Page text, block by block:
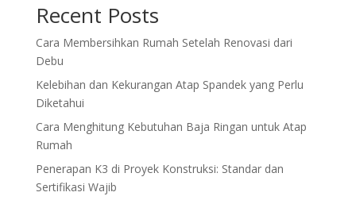
Recent Posts
Cara Membersihkan Rumah Setelah Renovasi dari
Debu
Kelebihan dan Kekurangan Atap Spandek yang Perlu
Diketahui
Cara Menghitung Kebutuhan Baja Ringan untuk Atap
Rumah
Penerapan K3 di Proyek Konstruksi: Standar dan
Sertifikasi Wajib